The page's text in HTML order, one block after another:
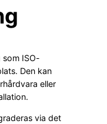
som ISO-
Den kan
eller
via det